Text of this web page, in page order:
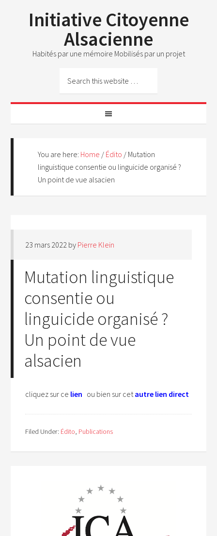
Initiative Citoyenne
Alsacienne
Habités par une mémoire Mobilisés par un projet
You are here: Home / Édito / Mutation
linguistique consentie ou linguicide organisé ?
Un point de vue alsacien
23 mars 2022 by Pierre Klein
Mutation linguistique
consentie ou
linguicide organisé ?
Un point de vue
alsacien
cliquez sur ce lien ou bien sur cetautre lien direct
Filed Under: Édito, Publications